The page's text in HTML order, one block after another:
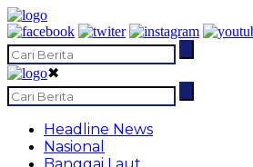
✖
Headline News
Nasional